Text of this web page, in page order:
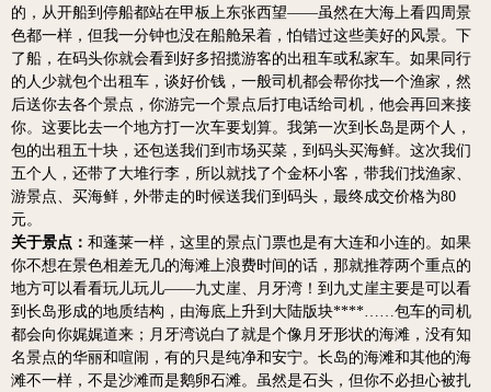
的，从开船到停船都站在甲板上东张西望——虽然在大海上看四周景
色都一样，但我一分钟也没在船舱呆着，怕错过这些美好的风景。 下
了船，在码头你就会看到好多招揽游客的出租车或私家车。如果同行
的人少就包个出租车，谈好价钱，一般司机都会帮你找一个渔家，然
后送你去各个景点，你游完一个景点后打电话给司机，他会再回来接
你。这要比去一个地方打一次车要划算。我第一次到长岛是两个人，
包的出租五十块，还包送我们到市场买菜，到码头买海鲜。这次我们
五个人，还带了大堆行李，所以就找了个金杯小客，带我们找渔家、
游景点、买海鲜，外带走的时候送我们到码头，最终成交价格为80
元。
关于景点： 和蓬莱一样，这里的景点门票也是有大连和小连的。如果
你不想在景色相差无几的海滩上浪费时间的话，那就推荐两个重点的
地方可以看看玩儿玩儿——九丈崖、月牙湾！到九丈崖主要是可以看
到长岛形成的地质结构，由海底上升到大陆版块****……包车的司机
都会向你娓娓道来；月牙湾说白了就是个像月牙形状的海滩，没有知
名景点的华丽和喧闹，有的只是纯净和安宁。长岛的海滩和其他的海
滩不一样，不是沙滩而是鹅卵石滩。虽然是石头，但你不必担心被扎